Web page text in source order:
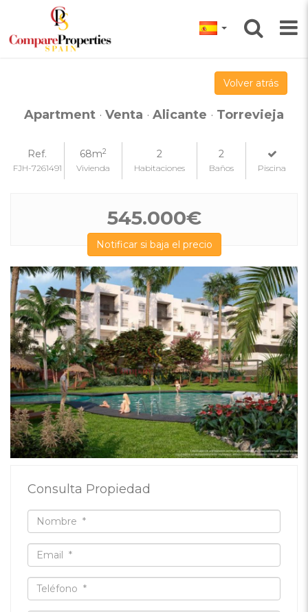
Volver atrás
Apartment · Venta · Alicante · Torrevieja
Ref.
FJH-7261491
68m2
Vivienda
2
Habitaciones
2
Baños Piscina
545.000€
Notificar si baja el precio
Consulta Propiedad